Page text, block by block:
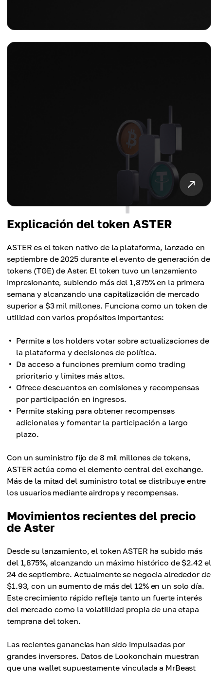
Explicación del token ASTER
ASTER es el token nativo de la plataforma, lanzado en
septiembre de 2025 durante el evento de generación de
tokens (TGE) de Aster. El token tuvo un lanzamiento
impresionante, subiendo más del 1,875% en la primera
semana y alcanzando una capitalización de mercado
superior a $3 mil millones. Funciona como un token de
utilidad con varios propósitos importantes:
Permite a los holders votar sobre actualizaciones de
la plataforma y decisiones de política.
Da acceso a funciones premium como trading
prioritario y límites más altos.
Ofrece descuentos en comisiones y recompensas
por participación en ingresos.
Permite staking para obtener recompensas
adicionales y fomentar la participación a largo
plazo.
Con un suministro fijo de 8 mil millones de tokens,
ASTER actúa como el elemento central del exchange.
Más de la mitad del suministro total se distribuye entre
los usuarios mediante airdrops y recompensas.
Movimientos recientes del precio
de Aster
Desde su lanzamiento, el token ASTER ha subido más
del 1,875%, alcanzando un máximo histórico de $2.42 el
24 de septiembre. Actualmente se negocia alrededor de
$1.93, con un aumento de más del 12% en un solo día.
Este crecimiento rápido refleja tanto un fuerte interés
del mercado como la volatilidad propia de una etapa
temprana del token.
Las recientes ganancias han sido impulsadas por
grandes inversores. Datos de Lookonchain muestran
que una wallet supuestamente vinculada a MrBeast